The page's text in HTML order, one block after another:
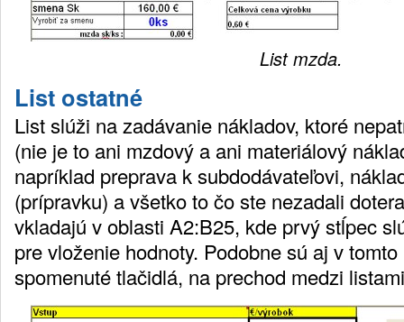
List mzda.
List ostatné
List slúži na zadávanie nákladov, ktoré
(nie je to ani mzdový a ani materiálový
napríklad preprava k subdodávateľovi,
(prípravku) a všetko to čo ste nezadali
vkladajú v oblasti A2:B25, kde prvý stĺpec
pre vloženie hodnoty. Podobne sú aj v
spomenuté tlačidlá, na prechod medzi